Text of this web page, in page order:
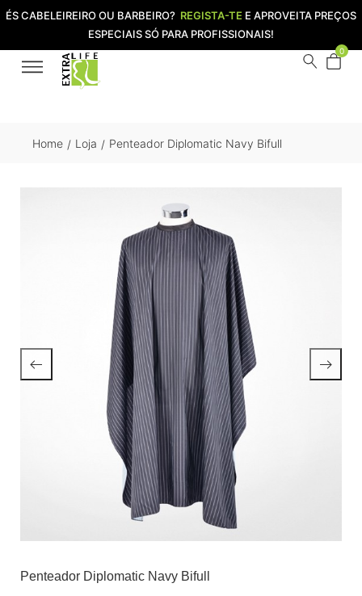
ÉS CABELEIREIRO OU BARBEIRO? REGISTA-TE E APROVEITA PREÇOS
ESPECIAIS SÓ PARA PROFISSIONAIS!
0
Home / Loja / Penteador Diplomatic Navy Bifull
Penteador Diplomatic Navy Bifull